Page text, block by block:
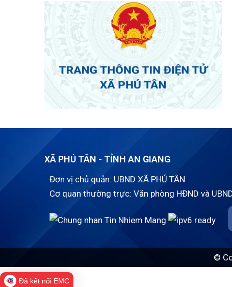
XÃ PHÚ TÂN - TỈNH AN GIANG
Đơn vị chủ quản: UBND XÃ PHÚ TÂN
Cơ quan thường trực: Văn phòng HĐND và
©
Đã kết nối EMC